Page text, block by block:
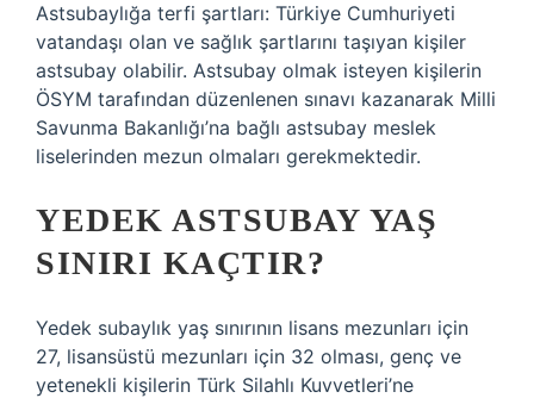
Astsubaylığa terfi şartları: Türkiye Cumhuriyeti
vatandaşı olan ve sağlık şartlarını taşıyan kişiler
astsubay olabilir. Astsubay olmak isteyen kişilerin
ÖSYM tarafından düzenlenen sınavı kazanarak Milli
Savunma Bakanlığı’na bağlı astsubay meslek
liselerinden mezun olmaları gerekmektedir.
YEDEK ASTSUBAY YAŞ
SINIRI KAÇTIR?
Yedek subaylık yaş sınırının lisans mezunları için
27, lisansüstü mezunları için 32 olması, genç ve
yetenekli kişilerin Türk Silahlı Kuvvetleri’ne